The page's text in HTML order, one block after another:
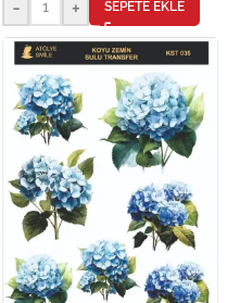
- + SEPETE EKLE